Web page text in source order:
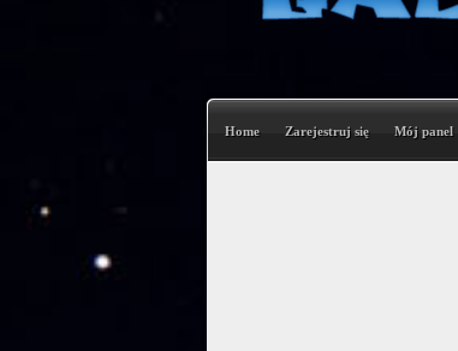
Home Zarejestruj się Mój panel